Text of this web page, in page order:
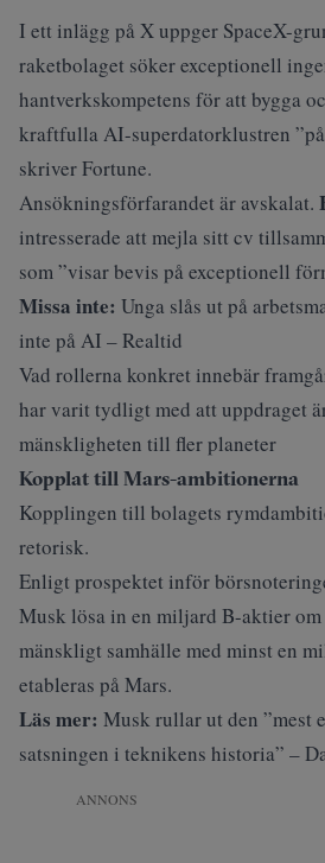
I ett inlägg på X uppger SpaceX-
raketbolaget söker exceptionell
hantverkskompetens för att bygga
kraftfulla AI-superdatorklustren
skriverFortune.
Ansökningsförfarandet är avskalat.
intresserade att mejla sitt cv
som ”visar bevis på exceptionell
Missa inte: Unga slås ut på
inte på AI – Realtid
Vad rollerna konkret innebär
har varit tydligt med att uppdraget
mänskligheten till fler planeter
Kopplat till Mars-ambitionerna
Kopplingen till bolagets
retorisk.
Enligt prospektet inför
Musk lösa in en miljard B-aktier om
mänskligt samhälle med minst en
etableras på Mars.
Läs mer: Musk rullar ut den ”mest
satsningen i teknikens historia” –
ANNONS